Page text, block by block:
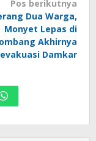
Pos berikutnya
Dua Warga,
Monyet Lepas di
Akhirnya
Damkar